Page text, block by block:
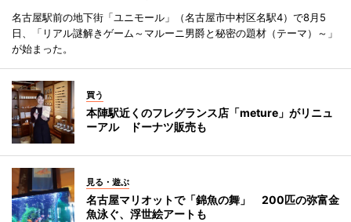
名古屋駅前の地下街「ユニモール」（名古屋市中村区名駅4）で8月5
日、「リアル謎解きゲーム～マルーニ男爵と秘密の題材（テーマ）～」
が始まった。
買う
本陣駅近くのフレグランス店「meture」がリニュ
ーアル ドーナツ販売も
見る・遊ぶ
名古屋マリオットで「錦魚の舞」 200匹の弥富金
魚泳ぐ、浮世絵アートも